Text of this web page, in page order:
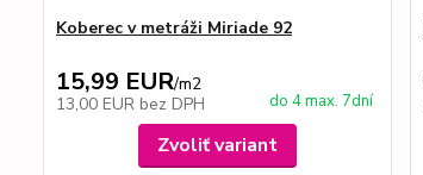
Koberec v metráži Miriade 92
15,99 EUR/m2
13,00 EUR bez DPH do 4 max. 7dní
Zvoliť variant